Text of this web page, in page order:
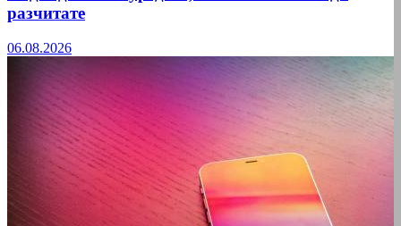
разчитате
06.08.2026